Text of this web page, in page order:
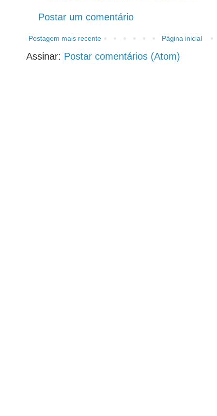
Postar um comentário
Postagem mais recente Página inicial
Assinar: Postar comentários (Atom)